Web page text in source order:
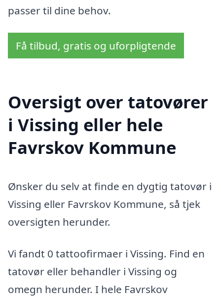
passer til dine behov.
Få tilbud, gratis og uforpligtende
Oversigt over tatovører
i Vissing eller hele
Favrskov Kommune
Ønsker du selv at finde en dygtig tatovør i
Vissing eller Favrskov Kommune, så tjek
oversigten herunder.
Vi fandt 0 tattoofirmaer i Vissing. Find en
tatovør eller behandler i Vissing og
omegn herunder. I hele Favrskov